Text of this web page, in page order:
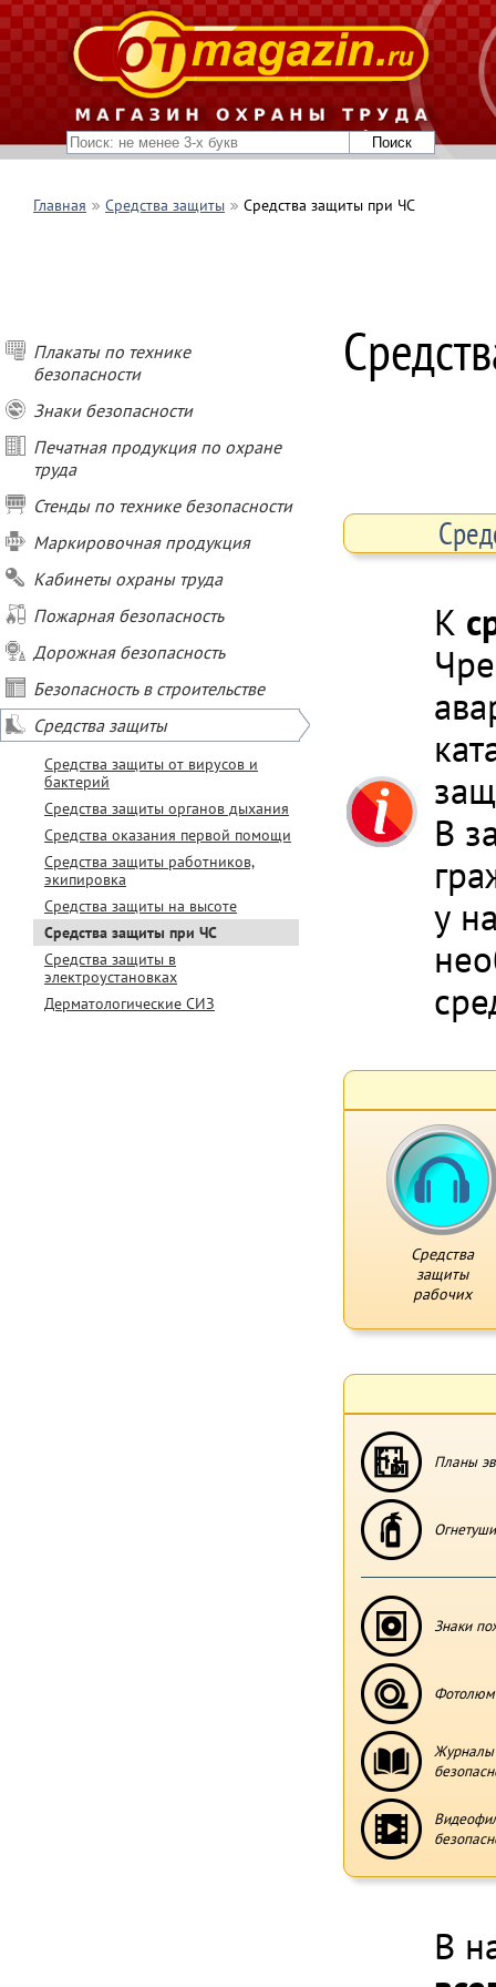
Главная Средства защиты Средства защиты при ЧС
Плакаты по технике
безопасности
Знаки безопасности
Печатная продукция по охране
труда
Стенды по технике безопасности
Маркировочная продукция
Кабинеты охраны труда
Пожарная безопасность
Дорожная безопасность
Безопасность в строительстве
Средства защиты
Средства защиты от вирусов и
бактерий
Средства защиты органов дыхания
Средства оказания первой помощи
Средства защиты работников,
экипировка
Средства защиты на высоте
Средства защиты при ЧС
Средства защиты в
электроустановках
Дерматологические СИЗ
К
В
у
Средства
защиты
рабочих
Планы
Знаки
Журналы
В